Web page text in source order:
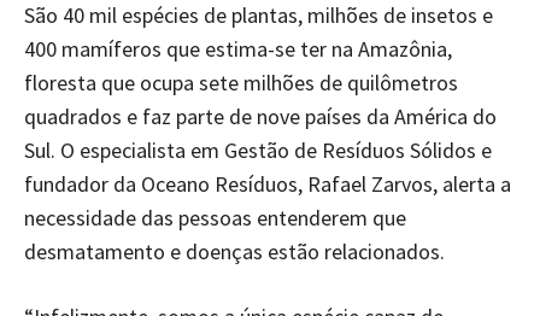
São 40 mil espécies de plantas, milhões de insetos e
400 mamíferos que estima-se ter na Amazônia,
floresta que ocupa sete milhões de quilômetros
quadrados e faz parte de nove países da América do
Sul. O especialista em Gestão de Resíduos Sólidos e
fundador da Oceano Resíduos, Rafael Zarvos, alerta a
necessidade das pessoas entenderem que
desmatamento e doenças estão relacionados.